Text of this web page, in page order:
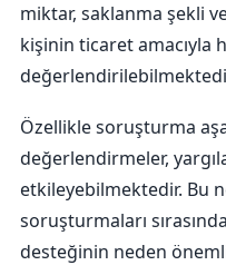
miktar, saklanma şekli
kişinin ticaret amacıyla
Özellikle soruşturma
değerlendirmeler,
etkileyebilmektedir. Bu
soruşturmaları
desteğinin neden